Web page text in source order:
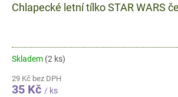
Chlapecké letní tílko STAR WARS
Skladem (2 ks)
29 Kč bez DPH
35 Kč / ks